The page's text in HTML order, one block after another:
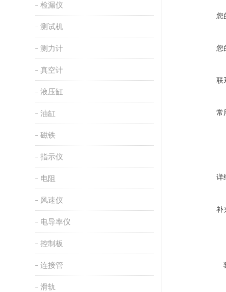
检漏仪
测试机
测力计
真空计
液压缸
油缸
磁铁
指示仪
电阻
风速仪
电导率仪
控制板
连接管
滑轨
您
您
联
常
详
补